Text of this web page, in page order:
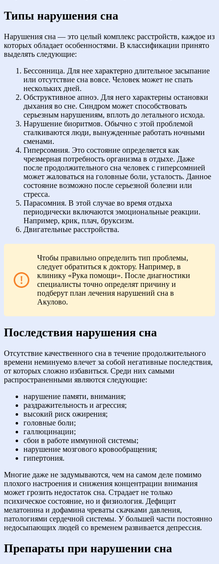
Типы нарушения сна
Нарушения сна — это целый комплекс расстройств, каждое из
которых обладает особенностями. В классификации принято
выделять следующие:
Бессонница. Для нее характерно длительное засыпание
или отсутствие сна вовсе. Человек может не спать
нескольких дней.
Обструктивное апноэ. Для него характерны остановки
дыхания во сне. Синдром может способствовать
серьезным нарушениям, вплоть до летального исхода.
Нарушение биоритмов. Обычно с этой проблемой
сталкиваются люди, вынужденные работать ночными
сменами.
Гиперсомния. Это состояние определяется как
чрезмерная потребность организма в отдыхе. Даже
после продолжительного сна человек с гиперсомнией
может жаловаться на головные боли, усталость. Данное
состояние возможно после серьезной болезни или
стресса.
Парасомния. В этой случае во время отдыха
периодически включаются эмоциональные реакции.
Например, крик, плач, бруксизм.
Двигательные расстройства.
Чтобы правильно определить тип проблемы,
следует обратиться к доктору. Например, в
клинику «Рука помощи». После диагностики
специалисты точно определят причину и
подберут план лечения нарушений сна в
Акулово.
Последствия нарушения сна
Отсутствие качественного сна в течение продолжительного
времени неминуемо влечет за собой негативные последствия,
от которых сложно избавиться. Среди них самыми
распространенными являются следующие:
нарушение памяти, внимания;
раздражительность и агрессия;
высокий риск ожирения;
головные боли;
галлюцинации;
сбои в работе иммунной системы;
нарушение мозгового кровообращения;
гипертония.
Многие даже не задумываются, чем на самом деле помимо
плохого настроения и снижения концентрации внимания
может грозить недостаток сна. Страдает не только
психическое состояние, но и физиология. Дефицит
мелатонина и дофамина чреваты скачками давления,
патологиями сердечной системы. У большей части постоянно
недосыпающих людей со временем развивается депрессия.
Препараты при нарушении сна